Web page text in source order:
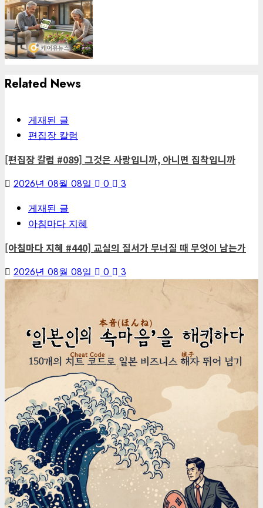
Related News
게재된 글
편집장 칼럼
[편집장 칼럼 #089] 그것은 사랑입니까, 아니면 집착입니까
2026년 08월 08일 0
3
게재된 글
아침마다 지혜
[아침마다 지혜 #440] 교실의 질서가 무너질 때 무엇이 남는가
2026년 08월 08일 0 3